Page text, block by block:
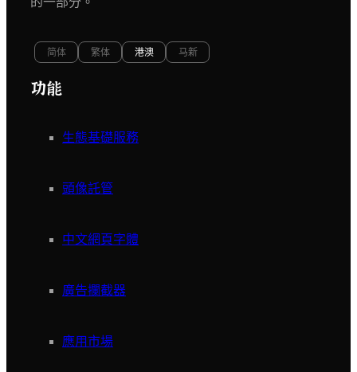
简体 繁体 港澳 马新
功能
生態基礎服務
頭像託管
中文網頁字體
廣告攔截器
應用市場